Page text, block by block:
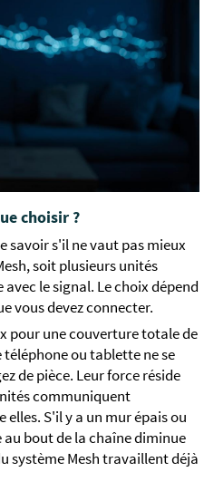
choisir ?
savoir s'il ne vaut pas mieux
soit plusieurs unités
le signal. Le choix dépend
vous devez connecter.
pour une couverture totale de
ou tablette ne se
de pièce. Leur force réside
communiquent
S'il y a un mur épais ou
bout de la chaîne diminue
système Mesh travaillent déjà